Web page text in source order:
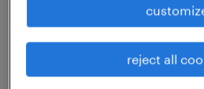
job details
職種
reject all